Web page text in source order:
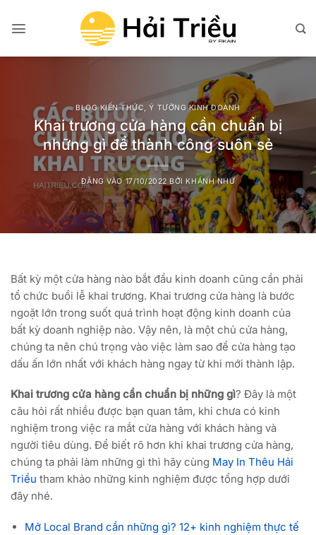
qua
dung
BLOG KIẾN THỨC,Ý TƯỞNG KINH DOANH
Khai trương cửa hàng cần chuẩn bị
những gì để thành công suôn sẻ
ĐĂNG VÀO17/10/2022 BỞI KHÁNH NHƯ
Bất kỳ một cửa hàng nào bắt đầu kinh doanh cũng cần phải
tổ chức buổi lễ khai trương. Khai trương cửa hàng là bước
ngoặt lớn trong suốt quá trình hoạt động kinh doanh của
bất kỳ doanh nghiệp nào. Vậy nên, là một chủ cửa hàng,
chúng ta nên chú trọng vào việc làm sao để cửa hàng tạo
dấu ấn lớn nhất với khách hàng ngay từ khi mới thành lập.
Khai trương cửa hàng cần chuẩn bị những gì? Đây là một
câu hỏi rất nhiều được bạn quan tâm, khi chưa có kinh
nghiệm trong việc ra mắt cửa hàng với khách hàng và
người tiêu dùng. Để biết rõ hơn khi khai trương cửa hàng,
chúng ta phải làm những gì thì hãy cùng May In Thêu Hải
Triều tham khảo những kinh nghiệm được tổng hợp dưới
đây nhé.
Mở Local Brand cần những gì? 12+ kinh nghiệm thực tế